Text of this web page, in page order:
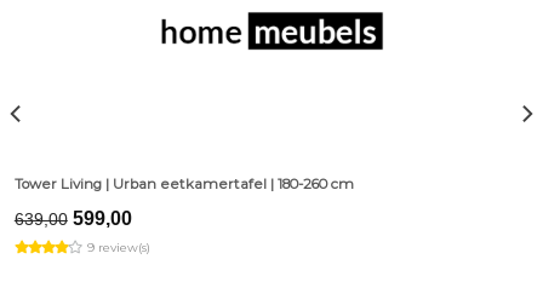
Tower Living | Urban eetkamertafel | 180-260 cm
639,00 Original
price
was:
599,00Current
is:
9 review(s)